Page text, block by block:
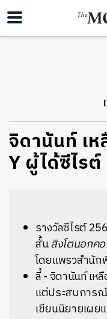
จิดานันท์ เ
Y ผู้ได้ซีไรต์
รางวัลซีไรต์
สั้นสิงโตนอกค
โดยแพรวสำนั
ลี้ - จิดานันท์ เห
แต่ประสบการณ์
เขียนนิยายเผย